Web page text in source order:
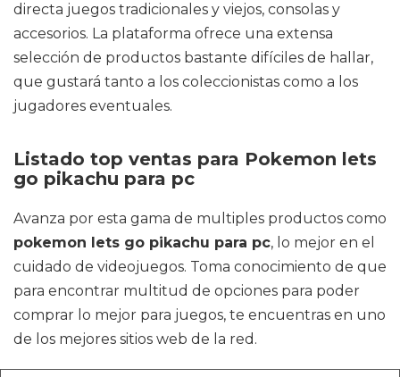
directa juegos tradicionales y viejos, consolas y
accesorios. La plataforma ofrece una extensa
selección de productos bastante difíciles de hallar,
que gustará tanto a los coleccionistas como a los
jugadores eventuales.
Listado top ventas para Pokemon lets
go pikachu para pc
Avanza por esta gama de multiples productos como
pokemon lets go pikachu para pc, lo mejor en el
cuidado de videojuegos. Toma conocimiento de que
para encontrar multitud de opciones para poder
comprar lo mejor para juegos, te encuentras en uno
de los mejores sitios web de la red.